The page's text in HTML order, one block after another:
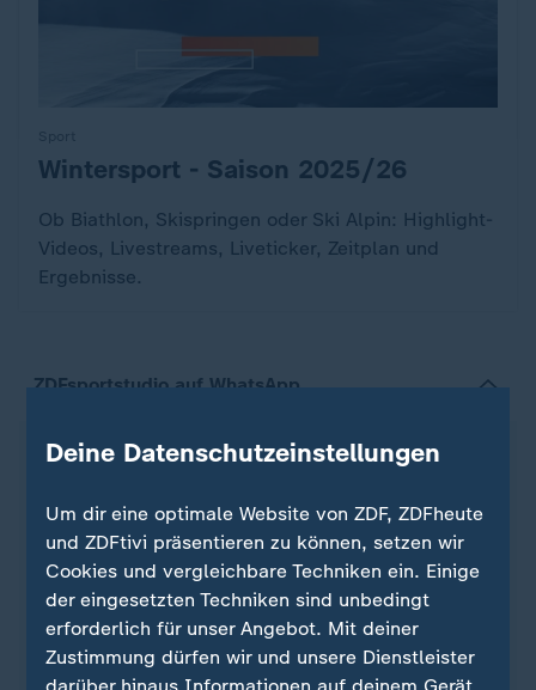
:
Wintersport - Saison 2025/26
Ob Biathlon, Skispringen oder Ski Alpin: Highlight-
Videos, Livestreams, Liveticker, Zeitplan und
Ergebnisse.
ZDFsportstudio auf WhatsApp
Deine Datenschutzeinstellungen
Um dir eine optimale Website von ZDF, ZDFheute
und ZDFtivi präsentieren zu können, setzen wir
Cookies und vergleichbare Techniken ein. Einige
der eingesetzten Techniken sind unbedingt
erforderlich für unser Angebot. Mit deiner
Zustimmung dürfen wir und unsere Dienstleister
darüber hinaus Informationen auf deinem Gerät